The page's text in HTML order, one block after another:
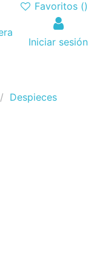
Favoritos ()
Iniciar sesión
Despieces